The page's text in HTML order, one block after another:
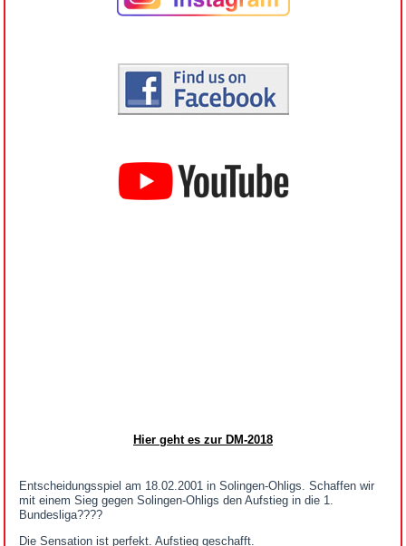
Hier geht es zur DM-2018
Entscheidungsspiel am 18.02.2001 in Solingen-Ohligs. Schaffen wir
mit einem Sieg gegen Solingen-Ohligs den Aufstieg in die 1.
Bundesliga????
Die Sensation ist perfekt. Aufstieg geschafft.